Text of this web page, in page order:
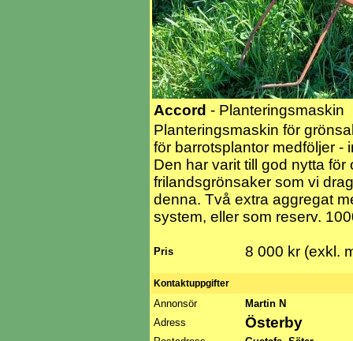
Accord - Planteringsmaskin
Planteringsmaskin för
för barrotsplantor medföljer -
Den har varit till god nytta
frilandsgrönsaker som vi
denna. Två extra aggregat
system, eller som reserv.
Pris 8 000 kr (exkl.
Kontaktuppgifter
Annonsör
Martin N
Adress
Österby